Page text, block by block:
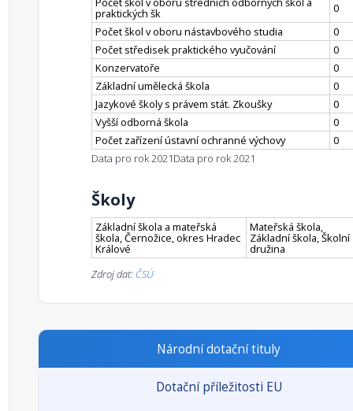
praktických šk
0
Počet škol v oboru nástavbového studia
0
Počet středisek praktického vyučování
0
Konzervatoře
0
Základní umělecká škola
0
Jazykové školy s právem stát. Zkoušky
0
Vyšší odborná škola
0
Počet zařízení ústavní ochranné výchovy
0
Data pro rok 2021Data pro rok 2021
Školy
Základní škola a mateřská
škola, Černožice, okres Hradec
Králové
Mateřská škola,
Základní škola, Školní
družina
Zdroj dat: ČSÚ
Národní dotační tituly
Dotační příležitosti EU